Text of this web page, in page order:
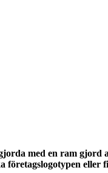
med en ram
eller